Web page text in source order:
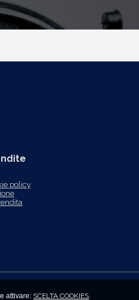
attivare: SCELTA COOKIES
policy